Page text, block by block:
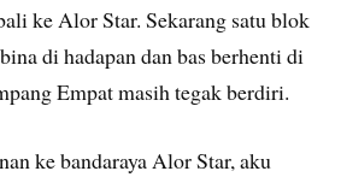
ke Alor Star. Sekarang satu blok
di hadapan dan bas berhenti di
Empat masih tegak berdiri.
ke bandaraya Alor Star, aku